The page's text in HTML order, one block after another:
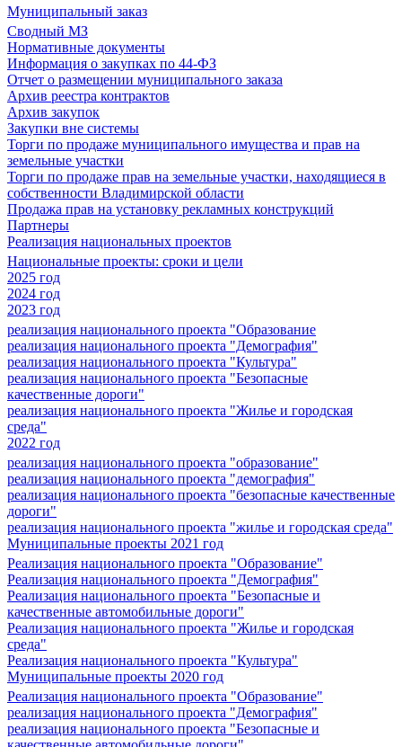
Муниципальный заказ
Сводный МЗ
Нормативные документы
Информация о закупках по 44-ФЗ
Отчет о размещении муниципального заказа
Архив реестра контрактов
Архив закупок
Закупки вне системы
Торги по продаже муниципального имущества и прав на
земельные участки
Торги по продаже прав на земельные участки, находящиеся в
собственности Владимирской области
Продажа прав на установку рекламных конструкций
Партнеры
Реализация национальных проектов
Национальные проекты: сроки и цели
2025 год
2024 год
2023 год
реализация национального проекта "Образование
реализация национального проекта "Демография"
реализация национального проекта "Культура"
реализация национального проекта "Безопасные
качественные дороги"
реализация национального проекта "Жилье и городская
среда"
2022 год
реализация национального проекта "образование"
реализация национального проекта "демография"
реализация национального проекта "безопасные качественные
дороги"
реализация национального проекта "жилье и городская среда"
Муниципальные проекты 2021 год
Реализация национального проекта "Образование"
Реализация национального проекта "Демография"
Реализация национального проекта "Безопасные и
качественные автомобильные дороги"
Реализация национального проекта "Жилье и городская
среда"
Реализация национального проекта "Культура"
Муниципальные проекты 2020 год
Реализация национального проекта "Образование"
реализация национального проекта "Демография"
реализация национального проекта "Безопасные и